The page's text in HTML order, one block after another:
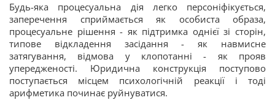
Будь-яка процесуальна дія легко персоніфікується,
заперечення сприймається як особиста образа,
процесуальне рішення - як підтримка однієї зі сторін,
типове відкладення засідання - як навмисне
затягування, відмова у клопотанні - як прояв
упередженості. Юридична конструкція поступово
поступається місцем психологічній реакції і тоді
арифметика починає руйнуватися.